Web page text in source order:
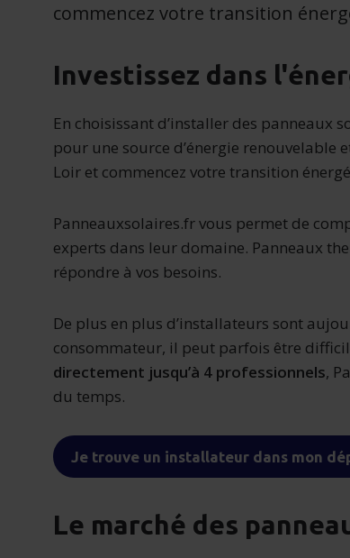
commencez votre transition
Investissez dans
En choisissant d’installer des panneaux
pour une source d’énergie renouvelable
Loir et commencez votre transition
Panneauxsolaires.fr vous permet de
experts dans leur domaine. Panneaux
répondre à vos besoins.
De plus en plus d’installateurs sont
consommateur, il peut parfois être
directement jusqu’à 4 professionnels,
du temps.
Je trouve un installateur dans mon
Le marché des